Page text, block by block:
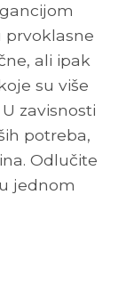
ali ipak
su više
zavisnosti
potreba,
Odlučite
jednom